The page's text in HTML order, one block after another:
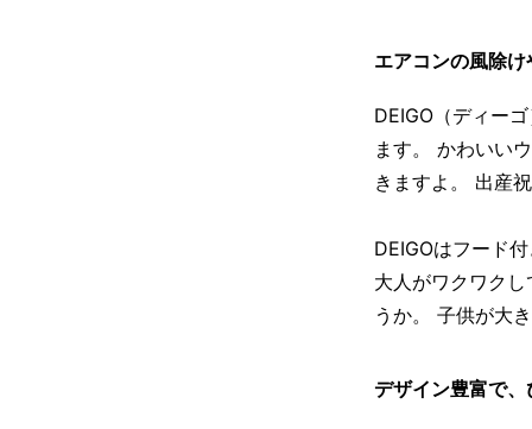
エアコンの風除
DEIGO（ディー
ます。 かわいい
きますよ。 出産
DEIGOはフード
大人がワクワク
うか。 子供が大
デザイン豊富で